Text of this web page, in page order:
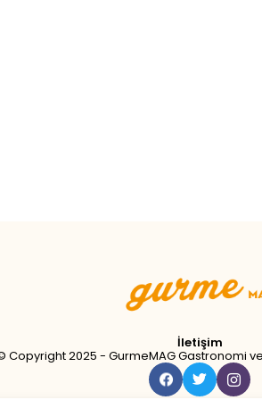
İletişim
Copyright 2025 - GurmeMAG Gastronomi